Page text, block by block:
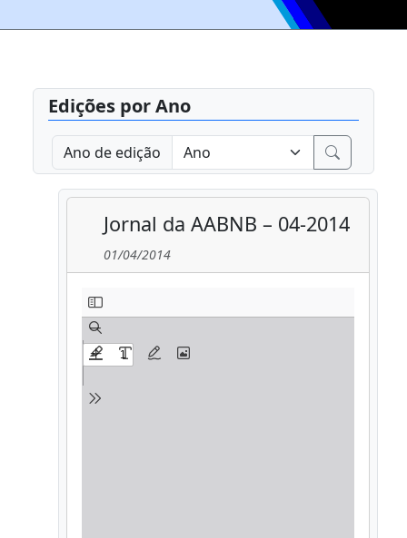
Edições por Ano
Ano de edição
Jornal da AABNB – 04-2014
01/04/2014